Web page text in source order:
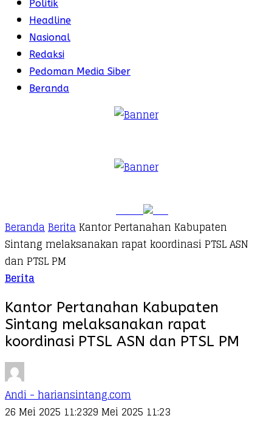
Politik
Headline
Nasional
Redaksi
Pedoman Media Siber
Beranda
BerandaBeritaKantor Pertanahan Kabupaten
Sintang melaksanakan rapat koordinasi PTSL ASN
dan PTSL PM
Berita
Kantor Pertanahan Kabupaten
Sintang melaksanakan rapat
koordinasi PTSL ASN dan PTSL PM
Andi - hariansintang.com
26 Mei 2025 11:2329 Mei 2025 11:23